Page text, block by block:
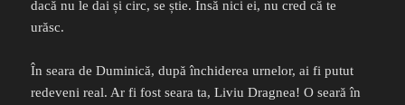
dacă nu le dai și circ, se știe. Însă nici ei, nu cred că te
urăsc.
În seara de Duminică, după închiderea urnelor, ai fi putut
redeveni real. Ar fi fost seara ta, Liviu Dragnea! O seară în